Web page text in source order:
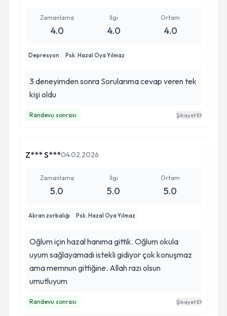
Zamanlama
4.0
İlgi
4.0
Ortam
4.0
Depresyon Psk. Hazal Oya Yılmaz
3 deneyimden sonra Sorularıma cevap veren tek
kişi oldu
Randevu sonrası Şikayet Et
Z*** S***04.02.2026
Zamanlama
5.0
İlgi
5.0
Ortam
5.0
Akran zorbalığı Psk. Hazal Oya Yılmaz
Oğlum için hazal hanıma gittik. Oğlum okula
uyum sağlayamadı istekli gidiyor çok konuşmaz
ama memnun gittiğine. Allah razı olsun
umutluyum
Randevu sonrası Şikayet Et